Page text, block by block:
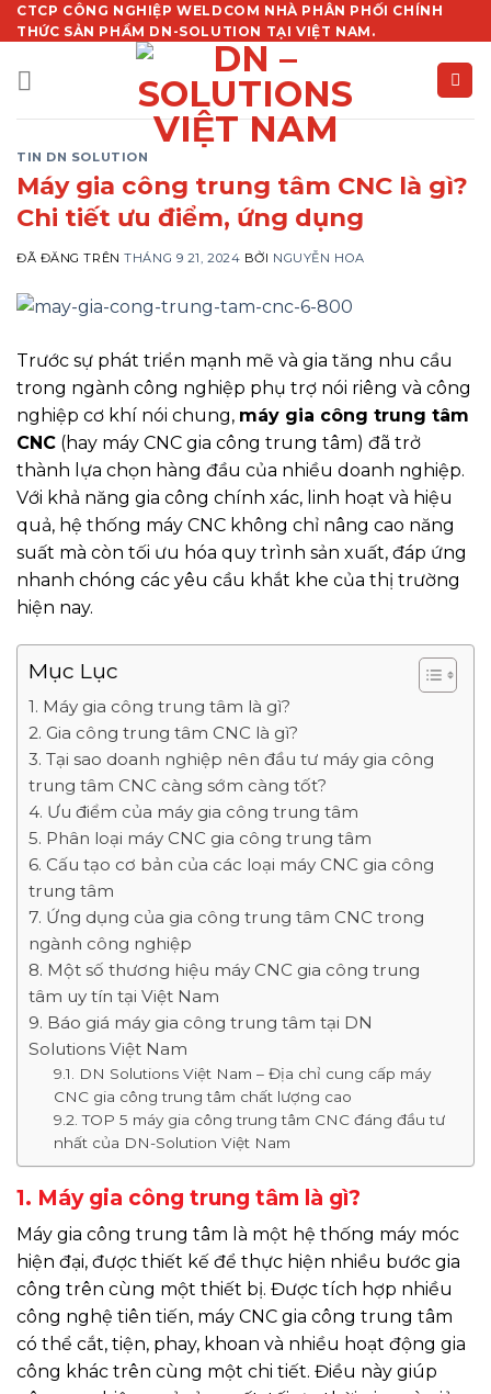
Chuyển
đến
nội
dung
CTCP CÔNG NGHIỆP WELDCOM NHÀ PHÂN PHỐI CHÍNH
THỨC SẢN PHẨM DN-SOLUTION TẠI VIỆT NAM.
TIN DN SOLUTION
Máy gia công trung tâm CNC là gì?
Chi tiết ưu điểm, ứng dụng
ĐÃ ĐĂNG TRÊNTHÁNG 9 21, 2024 BỞI NGUYỄN HOA
Trước sự phát triển mạnh mẽ và gia tăng nhu cầu
trong ngành công nghiệp phụ trợ nói riêng và công
nghiệp cơ khí nói chung, máy gia công trung tâm
CNC (hay máy CNC gia công trung tâm) đã trở
thành lựa chọn hàng đầu của nhiều doanh nghiệp.
Với khả năng gia công chính xác, linh hoạt và hiệu
quả, hệ thống máy CNC không chỉ nâng cao năng
suất mà còn tối ưu hóa quy trình sản xuất, đáp ứng
nhanh chóng các yêu cầu khắt khe của thị trường
hiện nay.
Mục Lục
1. Máy gia công trung tâm là gì?
2. Gia công trung tâm CNC là gì?
3. Tại sao doanh nghiệp nên đầu tư máy gia công
trung tâm CNC càng sớm càng tốt?
4. Ưu điểm của máy gia công trung tâm
5. Phân loại máy CNC gia công trung tâm
6. Cấu tạo cơ bản của các loại máy CNC gia công
trung tâm
7. Ứng dụng của gia công trung tâm CNC trong
ngành công nghiệp
8. Một số thương hiệu máy CNC gia công trung
tâm uy tín tại Việt Nam
9. Báo giá máy gia công trung tâm tại DN
Solutions Việt Nam
9.1. DN Solutions Việt Nam – Địa chỉ cung cấp máy
CNC gia công trung tâm chất lượng cao
9.2. TOP 5 máy gia công trung tâm CNC đáng đầu tư
nhất của DN-Solution Việt Nam
1. Máy gia công trung tâm là gì?
Máy gia công trung tâm là một hệ thống máy móc
hiện đại, được thiết kế để thực hiện nhiều bước gia
công trên cùng một thiết bị. Được tích hợp nhiều
công nghệ tiên tiến, máy CNC gia công trung tâm
có thể cắt, tiện, phay, khoan và nhiều hoạt động gia
công khác trên cùng một chi tiết. Điều này giúp